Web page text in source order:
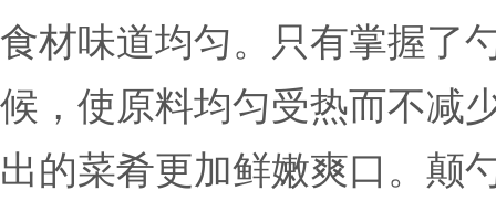
食材味道均匀。只有掌握了
候，使原料均匀受热而不减
出的菜肴更加鲜嫩爽口。颠